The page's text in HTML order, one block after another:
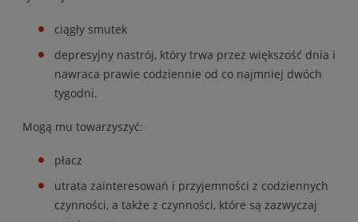
ciągły smutek
depresyjny nastrój, który trwa przez większość dnia i
nawraca prawie codziennie od co najmniej dwóch
tygodni.
Mogą mu towarzyszyć:
płacz
utrata zainteresowań i przyjemności z codziennych
czynności, a także z czynności, które są zazwyczaj